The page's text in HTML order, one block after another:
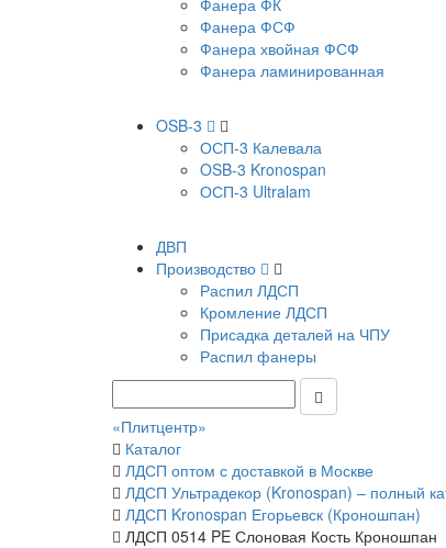
Фанера ФК
Фанера ФСФ
Фанера хвойная ФСФ
Фанера ламинированная
OSB-3
ОСП-3 Калевала
OSB-3 Kronospan
ОСП-3 Ultralam
ДВП
Производство
Распил ЛДСП
Кромление ЛДСП
Присадка деталей на ЧПУ
Распил фанеры
«Плитцентр»
Каталог
ЛДСП оптом с доставкой в Москве
ЛДСП Ультрадекор (Kronospan) – полный
ЛДСП Kronospan Егорьевск (Кроношпан)
ЛДСП 0514 PE Слоновая Кость Кроношпан